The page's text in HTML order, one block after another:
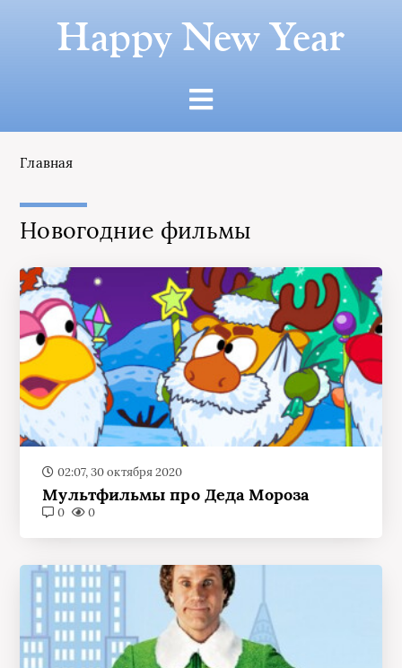
Happy New Year
Главная
Новогодние фильмы
02:07, 30 октября 2020
Мультфильмы про Деда Мороза
0 0